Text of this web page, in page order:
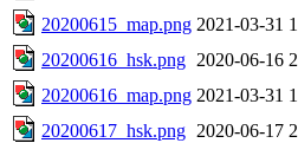
20200615_map.png 2021-03-31
20200616_hsk.png 2020-06-16
20200616_map.png 2021-03-31
20200617_hsk.png 2020-06-17